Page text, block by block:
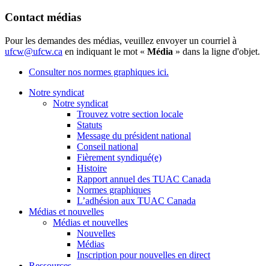
Contact médias
Pour les demandes des médias, veuillez envoyer un courriel à
ufcw@ufcw.ca en indiquant le mot « Média » dans la ligne d'objet.
Consulter nos normes graphiques ici.
Notre syndicat
Notre syndicat
Trouvez votre section locale
Statuts
Message du président national
Conseil national
Fièrement syndiqué(e)
Histoire
Rapport annuel des TUAC Canada
Normes graphiques
L’adhésion aux TUAC Canada
Médias et nouvelles
Médias et nouvelles
Nouvelles
Médias
Inscription pour nouvelles en direct